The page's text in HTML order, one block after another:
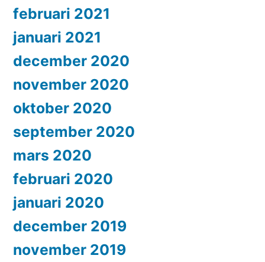
februari 2021
januari 2021
december 2020
november 2020
oktober 2020
september 2020
mars 2020
februari 2020
januari 2020
december 2019
november 2019